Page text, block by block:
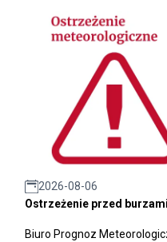
2026-08-06
Ostrzeżenie przed burzami
Biuro Prognoz